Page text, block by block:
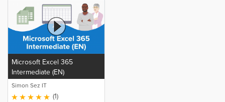
Microsoft Excel 365
Intermediate (EN)
Simon Sez IT
(1)